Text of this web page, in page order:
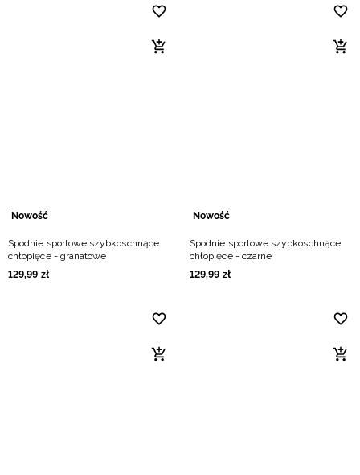
Nowość
Spodnie sportowe szybkoschnące
chłopięce - granatowe
129,99 zł
Nowość
Spodnie sportowe szybkoschnące
chłopięce - czarne
129,99 zł